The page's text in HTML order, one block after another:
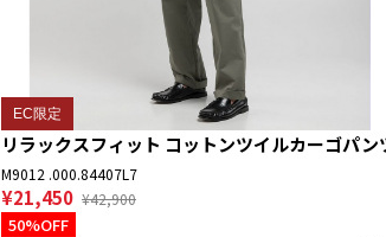
EC限定
リラックスフィット コットンツイルカーゴパン
M9012 .000.84407L7
¥21,450 ¥42,900
50%OFF